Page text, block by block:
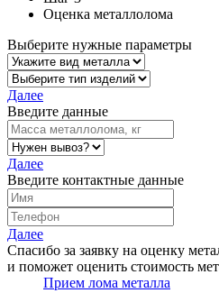
Оценка металлолома
Выберите нужные параметры
Далее
Введите данные
Далее
Введите контактные данные
Далее
Спасибо за заявку на оценку
и поможет оценить стоимость
Прием лома металла